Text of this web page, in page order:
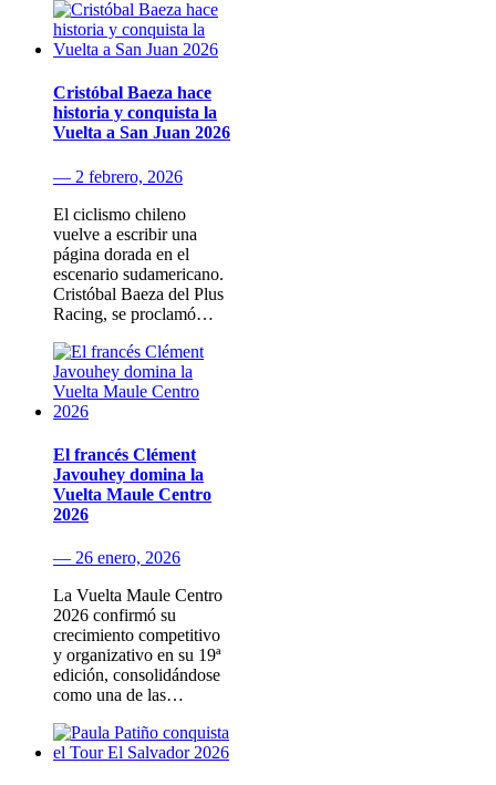
Cristóbal Baeza hace
historia y conquista la
Vuelta a San Juan 2026
— 2 febrero, 2026
El ciclismo chileno
vuelve a escribir una
página dorada en el
escenario sudamericano.
Cristóbal Baeza del Plus
Racing, se proclamó…
El francés Clément
Javouhey domina la
Vuelta Maule Centro
2026
— 26 enero, 2026
La Vuelta Maule Centro
2026 confirmó su
crecimiento competitivo
y organizativo en su 19ª
edición, consolidándose
como una de las…